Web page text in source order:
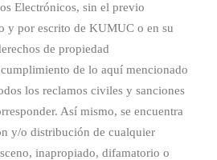
Electrónicos, sin el previo
y por escrito de KUMUC o en su
de propiedad
de lo aquí mencionado
los reclamos civiles y sanciones
Así mismo, se encuentra
y/o distribución de cualquier
inapropiado, difamatorio o